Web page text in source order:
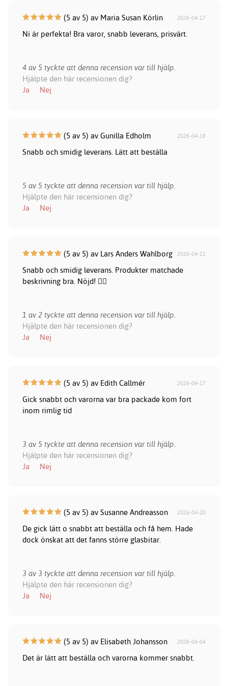
(5 av 5) av Maria Susan Körlin 2026-04-17
Ni är perfekta! Bra varor, snabb leverans, prisvärt.
4 av 5 tyckte att denna recension var till hjälp.
Hjälpte den här recensionen dig?
Ja
Nej
(5 av 5) av Gunilla Edholm 2026-04-18
Snabb och smidig leverans. Lätt att beställa
5 av 5 tyckte att denna recension var till hjälp.
Hjälpte den här recensionen dig?
Ja
Nej
(5 av 5) av Lars Anders Wahlborg 2026-04-11
Snabb och smidig leverans. Produkter matchade
beskrivning bra. Nöjd! 👍🏻
1 av 2 tyckte att denna recension var till hjälp.
Hjälpte den här recensionen dig?
Ja
Nej
(5 av 5) av Edith Callmér 2026-04-17
Gick snabbt och varorna var bra packade kom fort
inom rimlig tid
3 av 5 tyckte att denna recension var till hjälp.
Hjälpte den här recensionen dig?
Ja
Nej
(5 av 5) av Susanne Andreasson 2026-04-20
De gick lätt o snabbt att beställa och få hem. Hade
dock önskat att det fanns större glasbitar.
3 av 3 tyckte att denna recension var till hjälp.
Hjälpte den här recensionen dig?
Ja
Nej
(5 av 5) av Elisabeth Johansson 2026-04-04
Det är lätt att beställa och varorna kommer snabbt.